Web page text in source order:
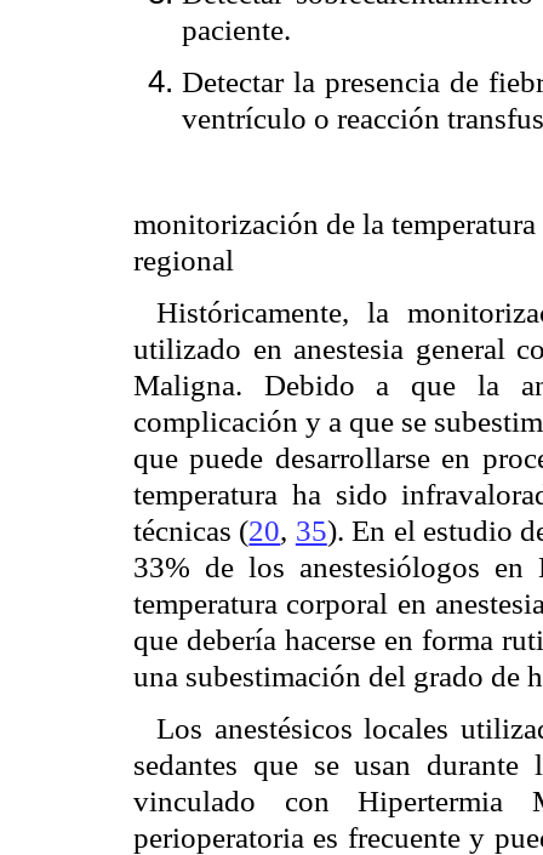
paciente.
Detectar la presencia de
ventrículo o reacción
monitorización de la
regional
Históricamente, la
utilizado en anestesia general
Maligna. Debido a que la
complicación y a que se
que puede desarrollarse en
temperatura ha sido
técnicas (20, 35). En el estudio
33% de los anestesiólogos
temperatura corporal en
que debería hacerse en forma
una subestimación del grado de
Los anestésicos locales
sedantes que se usan
vinculado con Hipertermia
perioperatoria es frecuente y